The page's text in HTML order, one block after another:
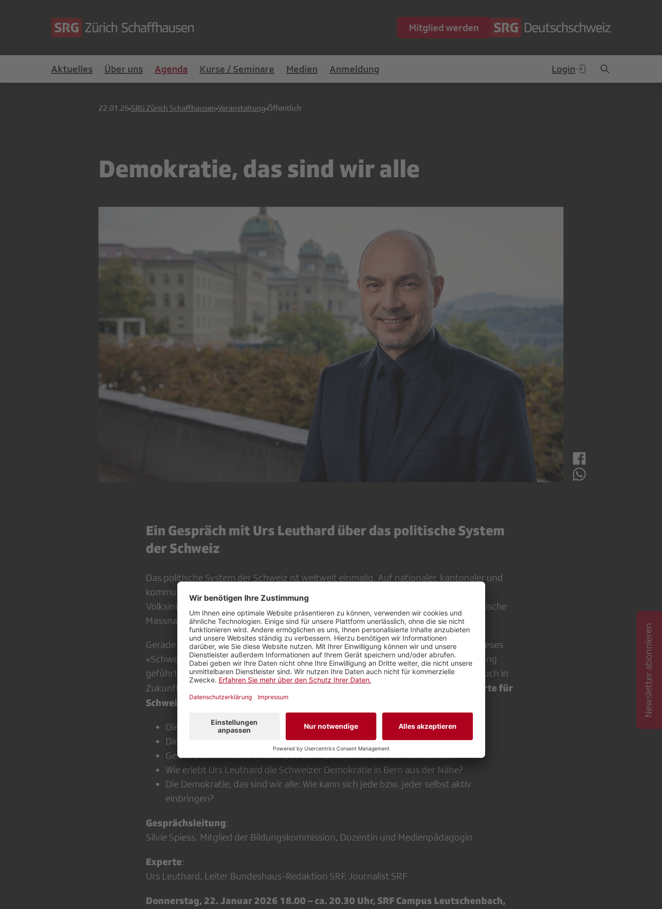
Mitglied werden
Aktuelles Über uns Agenda Kurse / Seminare Medien Anmeldung Login
22.01.26 SRG Zürich Schaffhausen Veranstaltung Öffentlich
Demokratie, das sind wir alle
Ein Gespräch mit Urs Leuthard über das politische System
der Schweiz
Das politische System der Schweiz ist weltweit einmalig. Auf nationaler, kantonaler und
kommunaler Ebene können wir sowohl abstimmen wie auch wählen. Mittels
Volksinitiativen und Referenden kann das Volk direkt Einfluss auf Gesetze und politische
Massnahmen nehmen.
Gerade in gesellschaftlich und politisch unsicheren Zeiten wird immer wieder auf dieses
«Schweizer Erfolgsmodell» verwiesen. Welche Ereignisse haben zu dessen Schaffung
geführt? Und welche Voraussetzungen braucht es, damit die direkte Demokratie auch in
Zukunft Zufriedenheit und Stabilität bringt? Im Gespräch mit
Urs Leuthard, Experte für
Schweizer Demokratie, stehen u.a. die folgenden Themen im Fokus:
Die Demokratie und welche Bedingungen es braucht, damit sie gelingt
Die Besonderheiten der Schweizer Demokratie
Gelebte Demokratie: im Bund, in den Kantonen und in den Gemeinden
Wie erlebt Urs Leuthard die Schweizer Demokratie in Bern aus der Nähe?
Die Demokratie, das sind wir alle: Wie kann sich jede bzw. jeder selbst aktiv
einbringen?
Gesprächsleitung:
Silvie Spiess, Mitglied der Bildungskommission, Dozentin und Medienpädagogin
Experte:
Urs Leuthard, Leiter Bundeshaus-Redaktion SRF, Journalist SRF
Donnerstag, 22. Januar 2026 18.00 – ca. 20.30 Uhr, SRF Campus Leutschenbach,
Newsletter abonnieren